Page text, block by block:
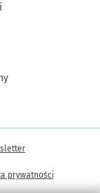
prywatności